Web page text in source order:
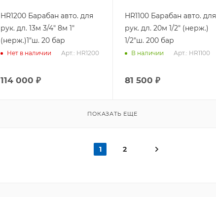
HR1200 Барабан авто. для
рук. дл. 13м 3/4" 8м 1"
(нерж.)1"ш. 20 бар
Нет в наличии Арт.: HR1200
114 000 ₽
HR1100 Барабан авто. для
рук. дл. 20м 1/2" (нерж.)
1/2"ш. 200 бар
В наличии Арт.: HR1100
81 500 ₽
ПОКАЗАТЬ ЕЩЕ
1 2